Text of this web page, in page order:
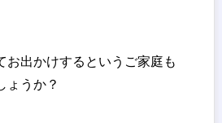
お出かけするというご家庭も
ょうか？